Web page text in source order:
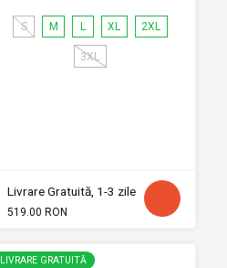
S M L XL 2XL
3XL
Livrare Gratuită, 1-3 zile
519.00 RON
LIVRARE GRATUITĂ